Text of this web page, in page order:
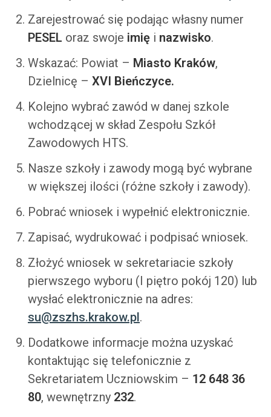
Zarejestrować się podając własny numer
PESEL oraz swoje imię i nazwisko.
Wskazać: Powiat – Miasto Kraków,
Dzielnicę – XVI Bieńczyce.
Kolejno wybrać zawód w danej szkole
wchodzącej w skład Zespołu Szkół
Zawodowych HTS.
Nasze szkoły i zawody mogą być wybrane
w większej ilości (różne szkoły i zawody).
Pobrać wniosek i wypełnić elektronicznie.
Zapisać, wydrukować i podpisać wniosek.
Złożyć wniosek w sekretariacie szkoły
pierwszego wyboru (I piętro pokój 120) lub
wysłać elektronicznie na adres:
su@zszhs.krakow.pl.
Dodatkowe informacje można uzyskać
kontaktując się telefonicznie z
Sekretariatem Uczniowskim – 12 648 36
80, wewnętrzny 232.